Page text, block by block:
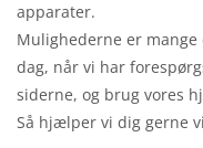
apparater.
Mulighederne er
dag, når vi har
siderne, og brug vores
Så hjælper vi dig gerne